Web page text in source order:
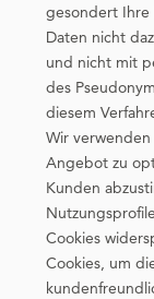
gesondert Ihre
Daten nicht
und nicht mit
des
diesem
Wir
Angebot zu
Kunden
Cookies
Cookies, um